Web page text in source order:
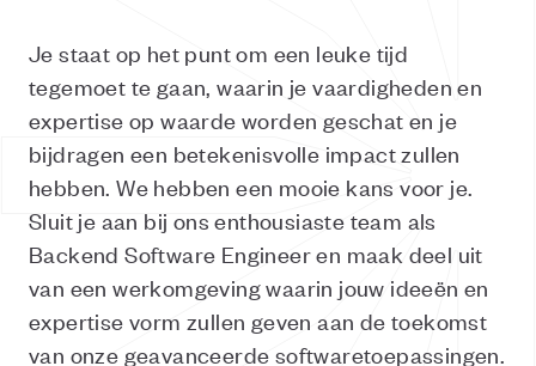
Je staat op het punt om een leuke tijd
tegemoet te gaan, waarin je vaardigheden en
expertise op waarde worden geschat en je
bijdragen een betekenisvolle impact zullen
hebben. We hebben een mooie kans voor je.
Sluit je aan bij ons enthousiaste team als
Backend Software Engineer en maak deel uit
van een werkomgeving waarin jouw ideeën en
expertise vorm zullen geven aan de toekomst
van onze geavanceerde softwaretoepassingen.